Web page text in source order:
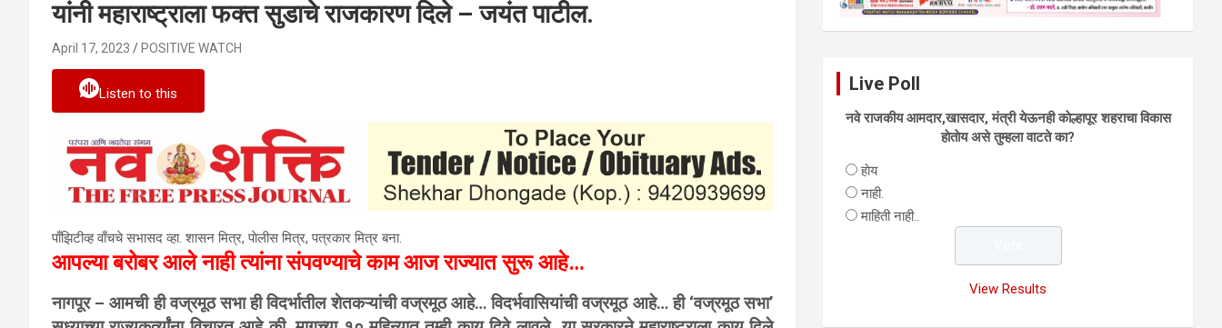
यांनी महाराष्ट्राला फक्त सुडाचे राजकारण दिले – जयंत पाटील.
April 17, 2023 POSITIVE WATCH
Listen to this
पाँझिटीव्ह वाँचचे सभासद व्हा. शासन मित्र, पाेलीस मित्र, पत्रकार मित्र बना.
आपल्या बरोबर आले नाही त्यांना संपवण्याचे काम आज राज्यात सुरू आहे…
नागपूर – आमची ही वज्रमूठ सभा ही विदर्भातील शेतकऱ्यांची वज्रमूठ आहे… विदर्भवासियांची वज्रमूठ आहे… ही ‘वज्रमूठ सभा’
Live Poll
नवे राजकीय आमदार,खासदार, मंत्री येऊनही काेल्हापूर शहराचा विकास
हाेताेय असे तुम्हला वाटते का?
हाेय
नाही.
माहिती नाही..
View Results